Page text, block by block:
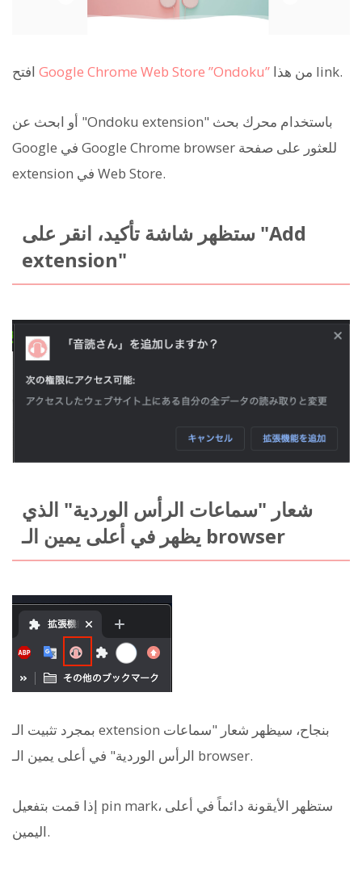
Google Chrome Web Store ”Ondoku” من هذا link.
أو ابحث عن "Ondoku extension" باستخدام محرك بحث
Google في Google Chrome browser للعثور على صفحة
extension في Web Store.
ستظهر شاشة تأكيد، انقر على "Add
extension"
شعار "سماعات الرأس الوردية" الذي
يظهر في أعلى يمين الـ browser
بمجرد تثبيت الـ extension بنجاح، سيظهر شعار "سماعات
الرأس الوردية" في أعلى يمين الـ browser.
إذا قمت بتفعيل pin mark، ستظهر الأيقونة دائماً في أعلى
اليمين.